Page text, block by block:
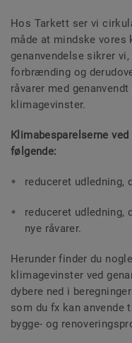
Hos Tarkett ser vi
måde at mindske vores
genanvendelse sikrer
forbrænding og
råvarer med
klimagevinster.
Klimabesparelserne
følgende:
reduceret
reduceret udledning,
nye råvarer.
Herunder finder du
klimagevinster ved
dybere ned i
som du fx kan anvende
bygge- og